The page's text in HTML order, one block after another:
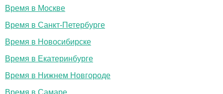
Время в Москве
Время в Санкт-Петербурге
Время в Новосибирске
Время в Екатеринбурге
Время в Нижнем Новгороде
Время в Самаре